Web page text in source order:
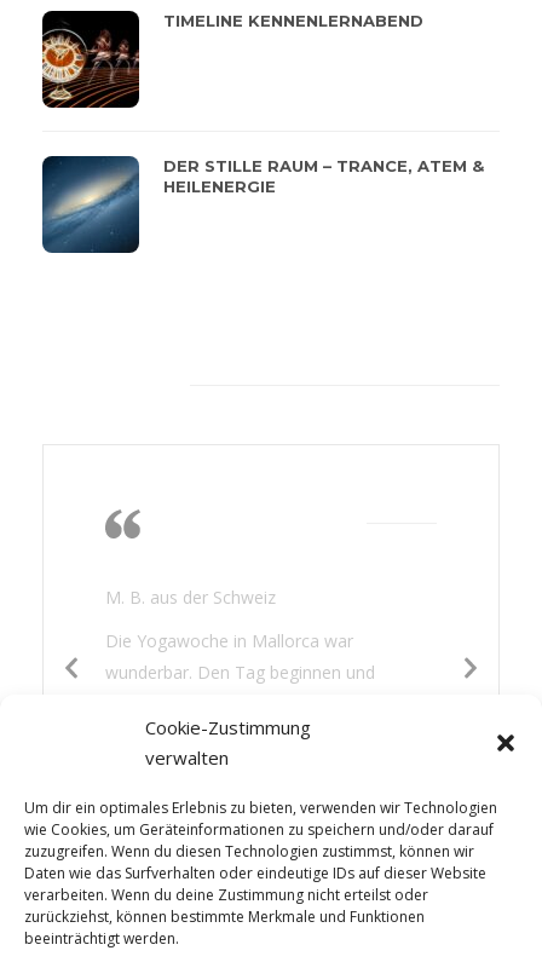
Cookie-Zustimmung
verwalten
Um dir ein optimales Erlebnis zu bieten, verwenden wir Technologien
wie Cookies, um Geräteinformationen zu speichern und/oder darauf
zuzugreifen. Wenn du diesen Technologien zustimmst, können wir
Daten wie das Surfverhalten oder eindeutige IDs auf dieser Website
verarbeiten. Wenn du deine Zustimmung nicht erteilst oder
zurückziehst, können bestimmte Merkmale und Funktionen
beeinträchtigt werden.
TIMELINE KENNENLERNABEND
DER STILLE RAUM – TRANCE, ATEM &
HEILENERGIE
M. B. aus der Schweiz
Die Yogawoche in Mallorca war
wunderbar. Den Tag beginnen und
Erfahrung. Es hat mir gut getan: die
Wärme, das Nichtstun, lesen, gutes Essen
und etwas Sightseeing – die Mischung war
perfekt.